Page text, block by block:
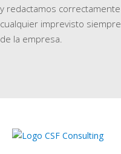
y redactamos
cualquier imprevisto
de la empresa.